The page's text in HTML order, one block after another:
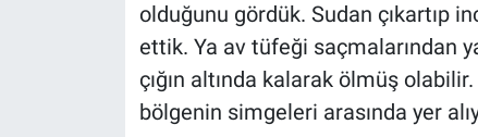
olduğunu gördük. Sudan çıkartıp
ettik. Ya av tüfeği saçmalarından
çığın altında kalarak ölmüş
bölgenin simgeleri arasında yer